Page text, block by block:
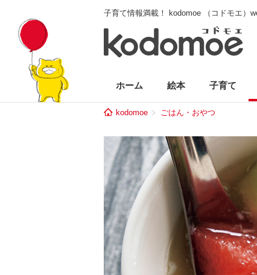
子育て情報満載！ kodomoe （コドモエ）
ホーム 絵本 子育て
kodomoe ごはん・おやつ